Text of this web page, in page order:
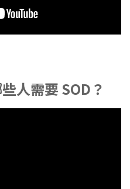
人需要 SOD？